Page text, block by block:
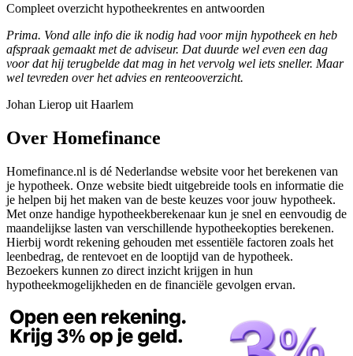
Compleet overzicht hypotheekrentes en antwoorden
Prima. Vond alle info die ik nodig had voor mijn hypotheek en heb
afspraak gemaakt met de adviseur. Dat duurde wel even een dag
voor dat hij terugbelde dat mag in het vervolg wel iets sneller. Maar
wel tevreden over het advies en renteooverzicht.
Johan Lierop uit Haarlem
Over Homefinance
Homefinance.nl is dé Nederlandse website voor het berekenen van
je hypotheek. Onze website biedt uitgebreide tools en informatie die
je helpen bij het maken van de beste keuzes voor jouw hypotheek.
Met onze handige hypotheekberekenaar kun je snel en eenvoudig de
maandelijkse lasten van verschillende hypotheekopties berekenen.
Hierbij wordt rekening gehouden met essentiële factoren zoals het
leenbedrag, de rentevoet en de looptijd van de hypotheek.
Bezoekers kunnen zo direct inzicht krijgen in hun
hypotheekmogelijkheden en de financiële gevolgen ervan.